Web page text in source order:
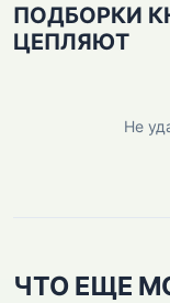
ПОДБОРКИ
ЦЕПЛЯЮТ
Не
ЧТО ЕЩЕ